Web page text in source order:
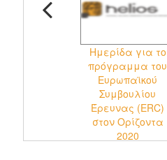
Ημερίδα για το
πρόγραμμα του
Ευρωπαϊκού
Συμβουλίου
Έρευνας (ERC)
στον Ορίζοντα
2020